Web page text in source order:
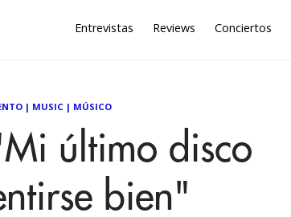
Entrevistas Reviews Conciertos
| MUSIC | MÚSICO
último disco
bien"